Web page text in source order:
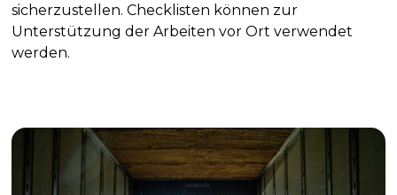
sicherzustellen. Checklisten können zur
Unterstützung der Arbeiten vor Ort verwendet
werden.